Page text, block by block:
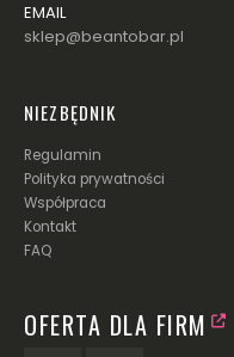
EMAIL
sklep@beantobar.pl
NIEZBĘDNIK
Regulamin
Polityka prywatności
Współpraca
Kontakt
FAQ
OFERTA DLA FIRM